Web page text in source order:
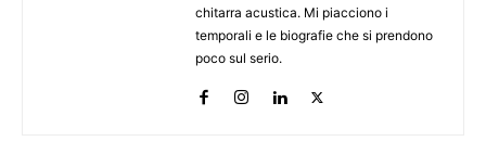
chitarra acustica. Mi piacciono i
temporali e le biografie che si prendono
poco sul serio.